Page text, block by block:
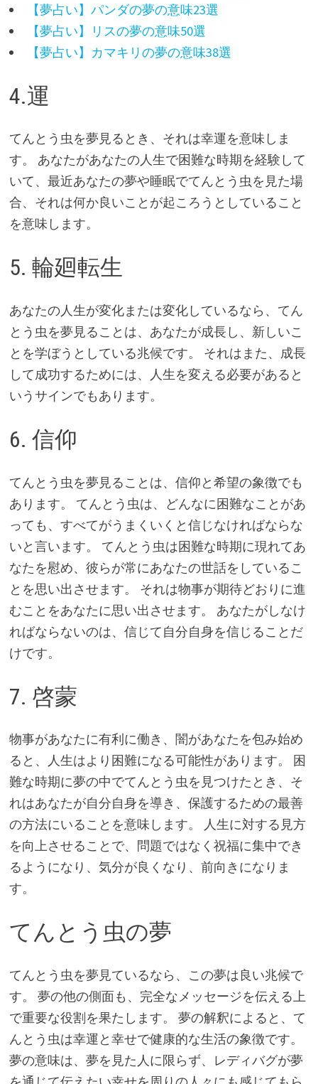
【夢占い】パンダの夢の意味23選
【夢占い】リスの夢の意味50選
【夢占い】カマキリの夢の意味38選
4.運
てんとう虫を夢見るとき、それは幸運を意味しま
す。 あなたがあなたの人生で困難な時期を経験して
いて、最近あなたの夢や睡眠でてんとう虫を見た場
合、それは何か良いことが起ころうとしていること
を意味します。
5. 輪廻転生
あなたの人生が変化または変化しているなら、てん
とう虫を夢見ることは、あなたが成長し、新しいこ
とを学ぼうとしている兆候です。 それはまた、成長
して成功するためには、人生を変える必要があると
いうサインでもあります。
6. 信仰
てんとう虫を夢見ることは、信仰と希望の象徴でも
あります。 てんとう虫は、どんなに困難なことがあ
っても、すべてがうまくいくと信じなければならな
いと言います。 てんとう虫は困難な時期に現れてあ
なたを慰め、彼らが常にあなたの世話をしているこ
とを思い出させます。 それは物事が期待どおりに進
むことをあなたに思い出させます。 あなたがしなけ
ればならないのは、信じて自分自身を信じることだ
けです。
7. 啓蒙
物事があなたに有利に働き、闇があなたを包み始め
ると、人生はより困難になる可能性があります。 困
難な時期に夢の中でてんとう虫を見つけたとき、そ
れはあなたが自分自身を導き、保護するための最善
の方法にいることを意味します。 人生に対する見方
を向上させることで、問題ではなく祝福に集中でき
るようになり、気分が良くなり、前向きになりま
す。
てんとう虫の夢
てんとう虫を夢見ているなら、この夢は良い兆候で
す。 夢の他の側面も、完全なメッセージを伝える上
で重要な役割を果たします。 夢の解釈によると、て
んとう虫は幸運と幸せで健康的な生活の象徴です。
夢の意味は、夢を見た人に限らず、レディバグが夢